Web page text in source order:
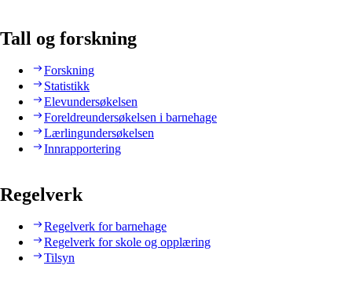
Tall og forskning
Forskning
Statistikk
Elevundersøkelsen
Foreldreundersøkelsen i barnehage
Lærlingundersøkelsen
Innrapportering
Regelverk
Regelverk for barnehage
Regelverk for skole og opplæring
Tilsyn